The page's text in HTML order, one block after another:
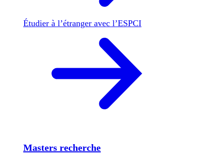
Étudier à l’étranger avec l’ESPCI
Masters recherche